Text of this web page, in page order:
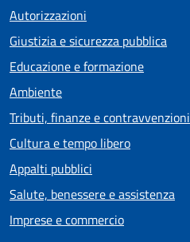
Autorizzazioni
Giustizia e sicurezza pubblica
Educazione e formazione
Ambiente
Tributi, finanze e contravvenzioni
Cultura e tempo libero
Appalti pubblici
Salute, benessere e assistenza
Imprese e commercio